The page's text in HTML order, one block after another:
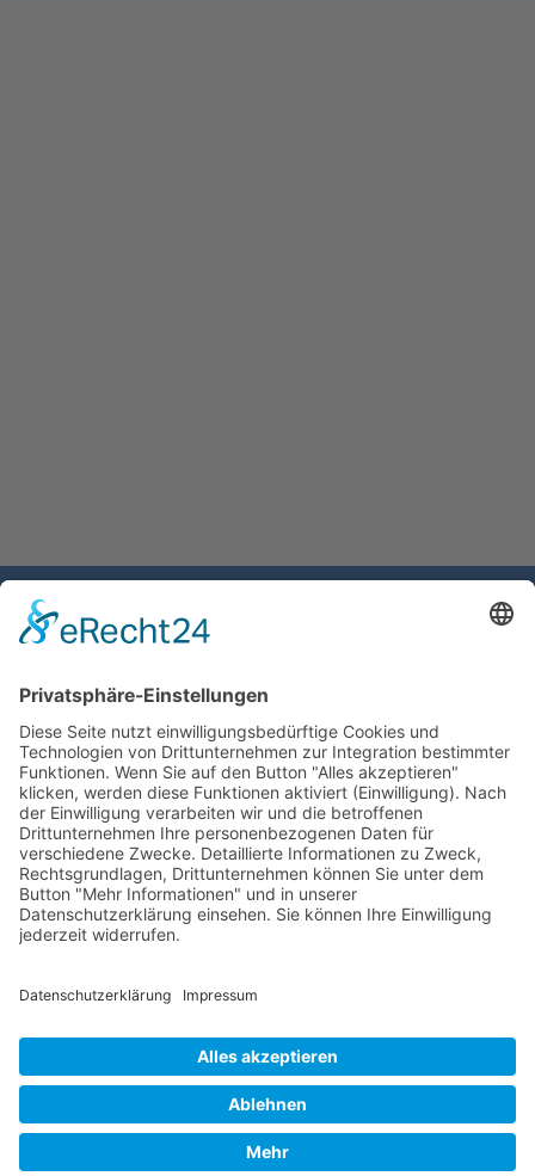
Gemeinde Schaan
9494 Schaan
Tel +423 / 237 72 00
Email schreiben
Impressum
Datenschutzerklärung
Nutzungsbedingungen Chatbot
Barrierefreiheit
Öffnungszeiten Rathaus
Montag bis Donnerstag:
08:00 – 11:30 und 13:30 – 17:00 Uhr
(vor Feiertagen bis 16:00 Uhr)
Freitag:
08:00 – 11:30 Uhr